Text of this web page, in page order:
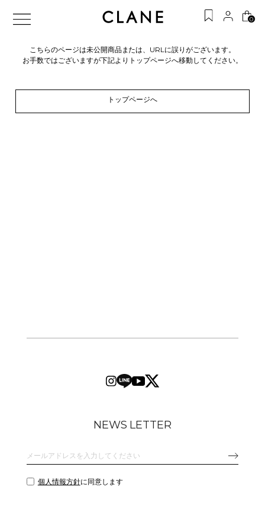
0
こちらのページは未公開商品または、URLに誤りがございます。
お手数ではございますが下記よりトップページへ移動してください。
トップページへ
NEWS LETTER
個人情報方針に同意します